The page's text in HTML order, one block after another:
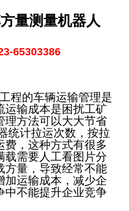
量测量机器人
-65303386
程的车辆运输管理是
运输成本是困扰工矿
理方法可以大大节省
统计拉运次数，按拉
费，这种方式有很多
载需要人工看图片分
方量，导致经常不能
加运输成本，减少企
中不能提升企业竞争